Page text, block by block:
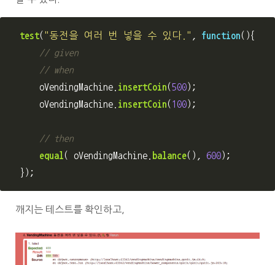
test( "동전을 여러 번 넣을 수 있다. " function(){
// given
// when
oVendingMachine insertCoin(500);
oVendingMachine insertCoin( 100);
// then
equal ( oVendingMachine balance(), 600);
});
깨지는 테스트를 확인하고,